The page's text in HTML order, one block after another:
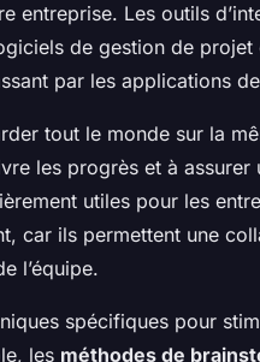
entreprise. Les outils
de gestion de
par les applications
tout le monde sur la
les progrès et à
utiles pour les
car ils permettent une
l’équipe.
spécifiques pour
les méthodes de